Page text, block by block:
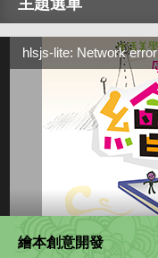
主題選單
hlsjs-lite: Network error
繪本創意開發